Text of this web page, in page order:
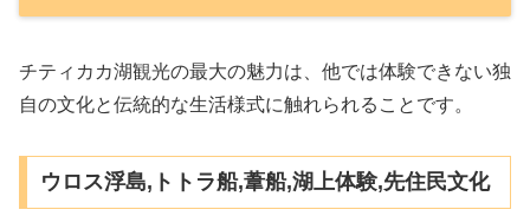
チティカカ湖観光の最大の魅力は、他では体験できない独
自の文化と伝統的な生活様式に触れられることです。
ウロス浮島,トトラ船,葦船,湖上体験,先住民文化